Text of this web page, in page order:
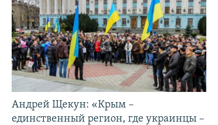
Андрей Щекун: «Крым –
единственный регион, где украинцы –